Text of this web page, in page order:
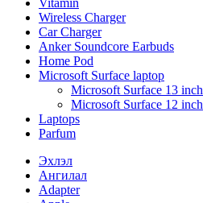
Vitamin
Wireless Charger
Car Charger
Anker Soundcore Earbuds
Home Pod
Microsoft Surface laptop
Microsoft Surface 13 inch
Microsoft Surface 12 inch
Laptops
Parfum
Эхлэл
Ангилал
Adapter